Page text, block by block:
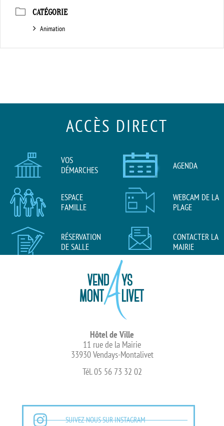
CATÉGORIE
Animation
ACCÈS DIRECT
VOS
DÉMARCHES
AGENDA
ESPACE
FAMILLE
WEBCAM DE LA
PLAGE
RÉSERVATION
DE SALLE
CONTACTER LA
MAIRIE
Hôtel de Ville
11 rue de la Mairie
33930 Vendays-Montalivet
Tél. 05 56 73 32 02
SUIVEZ-NOUS SUR INSTAGRAM